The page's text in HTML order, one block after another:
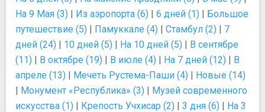
На 9 Мая (3) | Из аэропорта (6) | 6 дней (1) | Большое
путешествие (5) | Памуккале (4) | Стамбул (2) | 7
дней (24) | 10 дней (5) | На 10 дней (5) | В сентябре
(11) | В октябре (19) | В июле (4) | На 7 дней (12) | В
апреле (13) | Мечеть Рустема-Паши (4) | Новые (14)
| Монумент «Республика» (3) | Музей современного
искусства (1) | Крепость Учхисар (2) | 3 дня (6) | На 3